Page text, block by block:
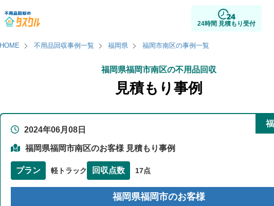
24時間 見積もり受付
HOME 不用品回収事例一覧 福岡県 福岡市南区の事例一覧
福岡県福岡市南区の不用品回収
見積もり事例
2024年06月08日
福岡県福岡市南区のお客様 見積もり事例
プラン 軽トラック 回収点数 17点
福岡県福岡市のお客様